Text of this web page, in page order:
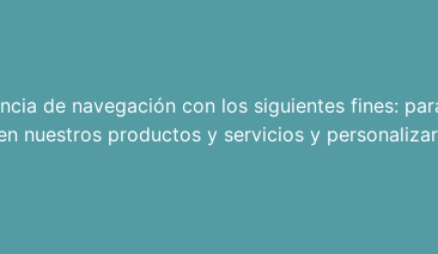
de navegación con los siguientes fines:
nuestros productos y servicios y